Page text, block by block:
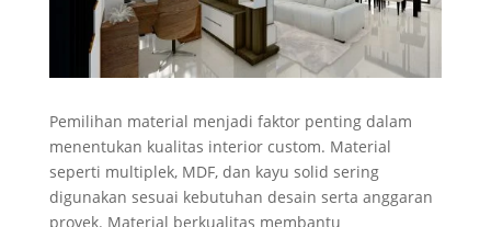
Pemilihan material menjadi faktor penting dalam
menentukan kualitas interior custom. Material
seperti multiplek, MDF, dan kayu solid sering
digunakan sesuai kebutuhan desain serta anggaran
proyek. Material berkualitas membantu